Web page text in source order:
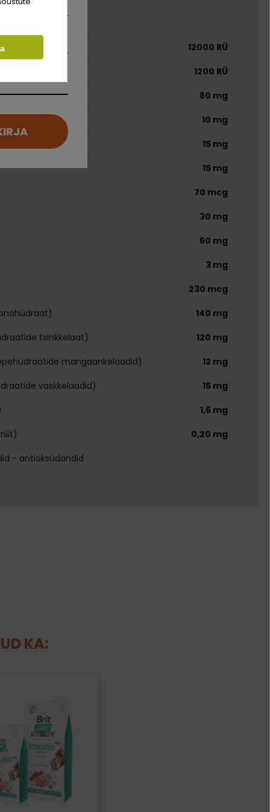
12000 RÜ
1200 RÜ
80 mg
10 mg
15 mg
15 mg
70 mcg
30 mg
60 mg
3 mg
230 mcg
140 mg
tsinkkelaat)
120 mg
mangaankelaadid)
12 mg
vaskkelaadid)
15 mg
1,6 mg
0,20 mg
- antioksüdandid
KA: